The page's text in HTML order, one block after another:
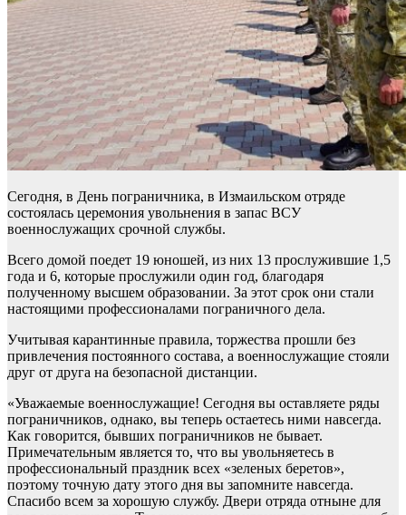
Сегодня, в День пограничника, в Измаильском отряде
состоялась церемония увольнения в запас ВСУ
военнослужащих срочной службы.
Всего домой поедет 19 юношей, из них 13 прослужившие 1,5
года и 6, которые прослужили один год, благодаря
полученному высшем образовании. За этот срок они стали
настоящими профессионалами пограничного дела.
Учитывая карантинные правила, торжества прошли без
привлечения постоянного состава, а военнослужащие стояли
друг от друга на безопасной дистанции.
«Уважаемые военнослужащие! Сегодня вы оставляете ряды
пограничников, однако, вы теперь остаетесь ними навсегда.
Как говорится, бывших пограничников не бывает.
Примечательным является то, что вы увольняетесь в
профессиональный праздник всех «зеленых беретов»,
поэтому точную дату этого дня вы запомните навсегда.
Спасибо всем за хорошую службу. Двери отряда отныне для